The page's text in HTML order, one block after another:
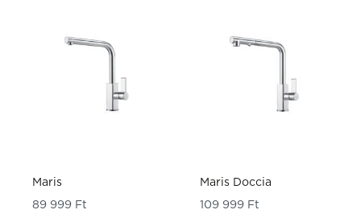
Maris
89 999 Ft
Maris Doccia
109 999 Ft